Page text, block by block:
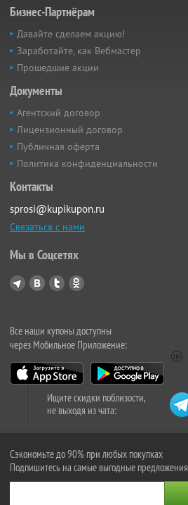
Бизнес-Партнёрам
Давайте сделаем акцию!
Заработайте, как Вебмастер
Прошедшие акции
Документы
Агентский договор
Лицензионный договор
Публичная оферта
Политика конфиденциальности
Контакты
sprosi@kupikupon.ru
Связаться с нами
Мы в Соцсетях
Все наши купоны доступны
через Мобильное Приложение:
Ищите скидки поблизости,
не выходя из чата:
Сэкономьте до 90% при любых покупках
Подпишитесь на самые выгодные предложения